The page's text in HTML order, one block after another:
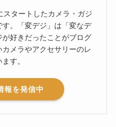
スタートしたカメラ・ガジ
。「変デジ」は「変なデ
好きだったことがブログ
メラやアクセサリーのレ
す。
報を発信中